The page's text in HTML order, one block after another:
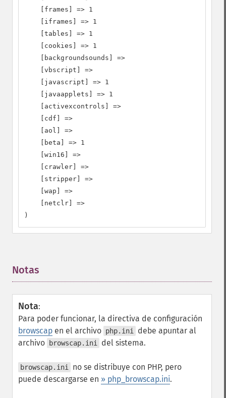
    [frames] => 1
    [iframes] => 1
    [tables] => 1
    [cookies] => 1
    [backgroundsounds] =>
    [vbscript] =>
    [javascript] => 1
    [javaapplets] => 1
    [activexcontrols] =>
    [cdf] =>
    [aol] =>
    [beta] => 1
    [win16] =>
    [crawler] =>
    [stripper] =>
    [wap] =>
    [netclr] =>
)
Notas
Nota:
Para poder funcionar, la directiva de configuración
browscap en el archivo php.ini
debe apuntar al
archivo
browscap.ini del sistema.
browscap.ini
no se distribuye con PHP, pero
puede descargarse en » php_browscap.ini.